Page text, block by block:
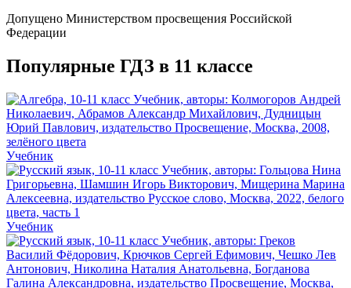
Допущено Министерством просвещения Российской
Федерации
Популярные ГДЗ в 11 классе
Учебник
Учебник